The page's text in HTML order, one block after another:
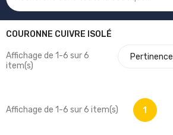
COURONNE CUIVRE ISOLÉ
Pertinence
Affichage de 1-6 sur 6
item(s)
Affichage de 1-6 sur 6 item(s) 1